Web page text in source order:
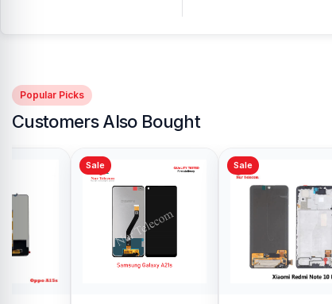
Popular Picks
Customers Also Bought
Sale Sale